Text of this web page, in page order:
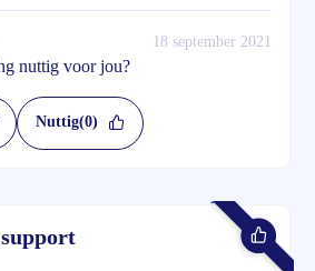
18 september 2021
nuttig voor jou?
Nuttig(0)